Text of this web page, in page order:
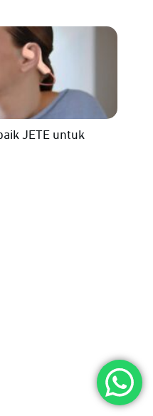
JETE untuk